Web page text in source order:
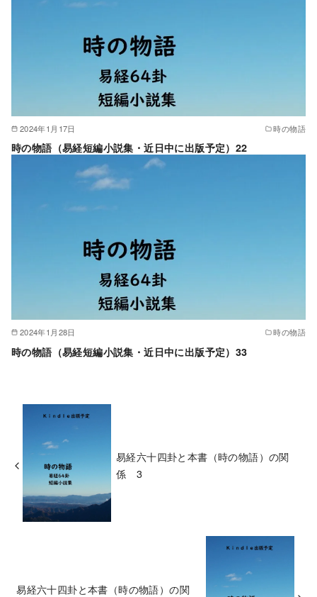
2024年1月17日 時の物語
時の物語（易経短編小説集・近日中に出版予定）22
2024年1月28日 時の物語
時の物語（易経短編小説集・近日中に出版予定）33
易経六十四卦と本書（時の物語）の関
係 3
易経六十四卦と本書（時の物語）の関